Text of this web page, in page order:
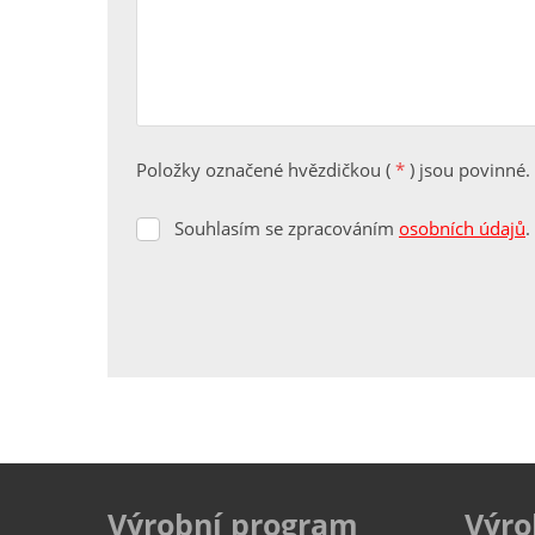
Položky označené hvězdičkou ( * ) jsou povinné.
Souhlasím
Souhlasím se zpracováním osobních údajů.
Výrobní program